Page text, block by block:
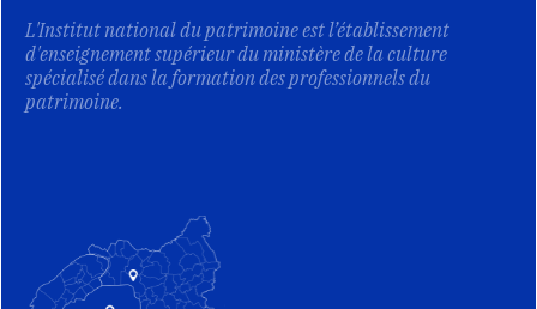
L'Institut national du patrimoine est l’établissement
d'enseignement supérieur du ministère de la culture
spécialisé dans la formation des professionnels du
patrimoine.